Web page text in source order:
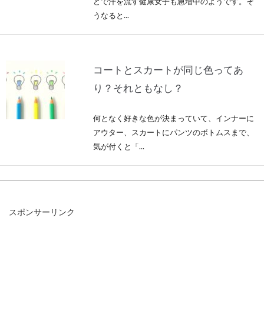
うなると...
コートとスカートが同じ色ってあ
り？それともなし？
何となく好きな色が決まっていて、インナーに
アウター、スカートにパンツのボトムスまで、
気が付くと「...
スポンサーリンク